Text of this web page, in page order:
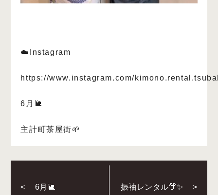
☁️Instagram
https://www.instagram.com/
6月🐌
主計町茶屋街🌱
< 6月🐌 振袖レンタル👘✨ >